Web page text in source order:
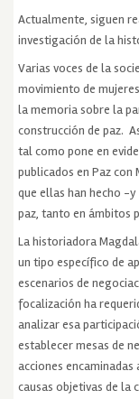
Actualmente, siguen
investigación de la
Varias voces de la
movimiento de
la memoria sobre la
construcción de paz.
tal como pone en
publicados en Paz con
que ellas han hecho -
paz, tanto en ámbitos
La historiadora
un tipo específico de
escenarios de
focalización ha
analizar esa
establecer mesas de
acciones
causas objetivas de la